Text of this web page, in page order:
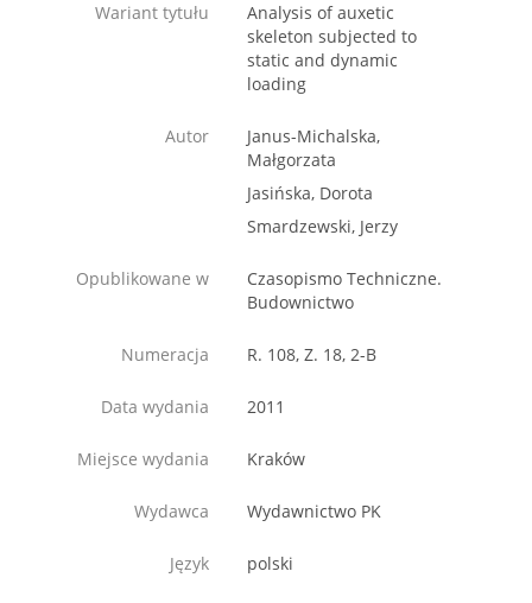
Wariant tytułu
Analysis of auxetic
skeleton subjected to
static and dynamic
loading
Autor
Janus-Michalska,
Małgorzata
Jasińska, Dorota
Smardzewski, Jerzy
Opublikowane w
Czasopismo Techniczne.
Budownictwo
Numeracja R. 108, Z. 18, 2-B
Data wydania 2011
Miejsce wydania Kraków
Wydawca Wydawnictwo PK
Język polski